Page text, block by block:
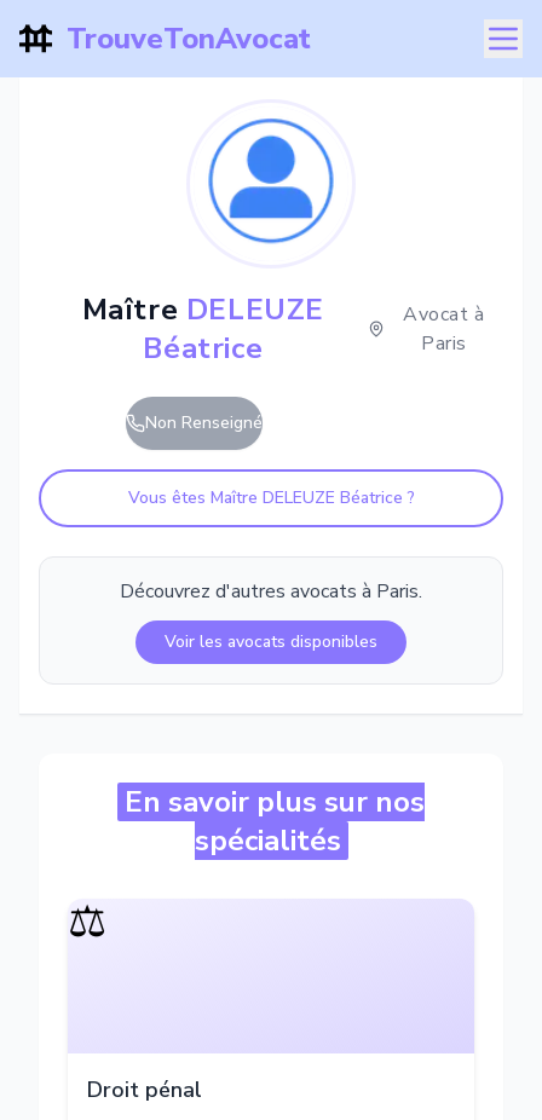
TrouveTonAvocat
Maître DELEUZE
Béatrice
Avocat à
Paris
Non Renseigné
Vous êtes Maître DELEUZE Béatrice ?
Découvrez d'autres avocats à Paris.
Voir les avocats disponibles
En savoir plus sur nos
spécialités
⚖️
Droit pénal